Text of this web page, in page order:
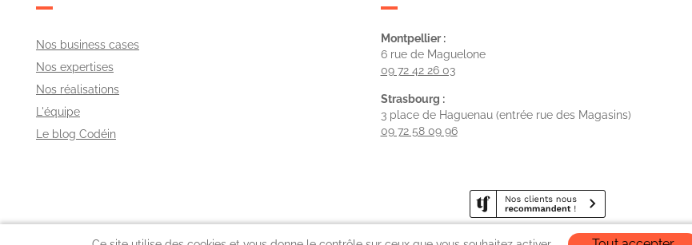
Nos business cases
Nos expertises
Nos réalisations
L'équipe
Le blog Codéin
Montpellier :
6 rue de Maguelone
09 72 42 26 03
Strasbourg :
3 place de Haguenau (entrée rue des Magasins)
09 72 58 09 96